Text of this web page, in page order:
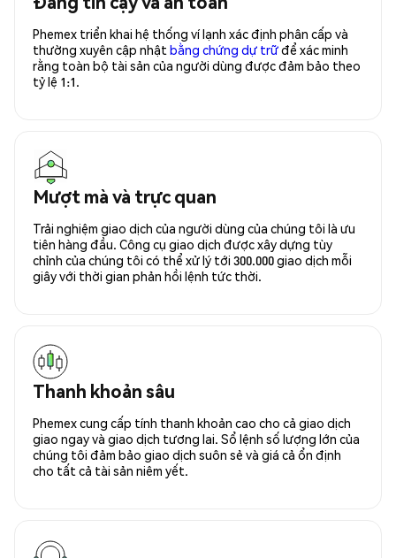
Phemex triển khai hệ thống ví lạnh xác định phân cấp và
thường xuyên cập nhật bằng chứng dự trữđể xác minh
rằng toàn bộ tài sản của người dùng được đảm bảo theo
tỷ lệ 1:1.
Mượt mà và trực quan
Trải nghiệm giao dịch của người dùng của chúng tôi là ưu
tiên hàng đầu. Công cụ giao dịch được xây dựng tùy
chỉnh của chúng tôi có thể xử lý tới 300.000 giao dịch mỗi
giây với thời gian phản hồi lệnh tức thời.
Thanh khoản sâu
Phemex cung cấp tính thanh khoản cao cho cả giao dịch
giao ngay và giao dịch tương lai. Sổ lệnh số lượng lớn của
chúng tôi đảm bảo giao dịch suôn sẻ và giá cả ổn định
cho tất cả tài sản niêm yết.